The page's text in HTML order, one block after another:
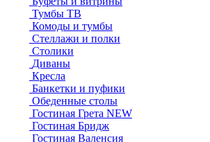
Тумбы ТВ
Комоды и тумбы
Стеллажи и полки
Столики
Диваны
Кресла
Банкетки и пуфики
Обеденные столы
Гостиная Грета NEW
Гостиная Бридж
Гостиная Валенсия